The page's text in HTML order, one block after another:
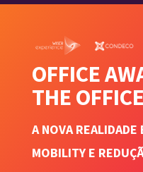
OFFICE
THE OFFICE
A NOVA
MOBILITY E